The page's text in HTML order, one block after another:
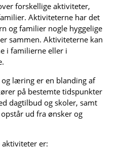
forskellige aktiviteter,
Aktiviteterne har det
og familier nogle hyggelige
sammen. Aktiviteterne kan
i familierne eller i
læring er en blanding af
på bestemte tidspunkter
dagtilbud og skoler, samt
ud fra ønsker og
aktiviteter er: